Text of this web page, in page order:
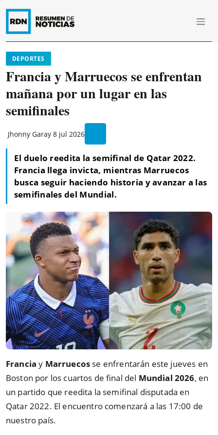
DEPORTES
Francia y Marruecos se enfrentan
mañana por un lugar en las
semifinales
Jhonny Garay 8 jul 2026
El duelo reedita la semifinal de Qatar 2022.
Francia llega invicta, mientras Marruecos
busca seguir haciendo historia y avanzar a las
semifinales del Mundial.
Francia y Marruecos se enfrentarán este jueves en
Boston por los cuartos de final del Mundial 2026, en
un partido que reedita la semifinal disputada en
Qatar 2022. El encuentro comenzará a las 17:00 de
nuestro país.